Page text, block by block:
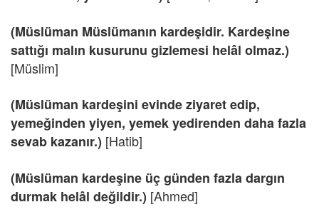
(Müslüman Müslümanın kardeşidir. Kardeşine
sattığı malın kusurunu gizlemesi helâl olmaz.)
[Müslim]
(Müslüman kardeşini evinde ziyaret edip,
yemeğinden yiyen, yemek yedirenden daha fazla
sevab kazanır.) [Hatib]
(Müslüman kardeşine üç günden fazla dargın
durmak helâl değildir.) [Ahmed]